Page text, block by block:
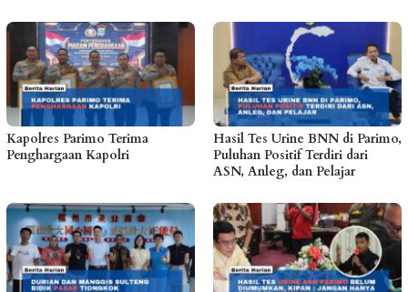
Kapolres Parimo Terima
Penghargaan Kapolri
Hasil Tes Urine BNN di Parimo,
Puluhan Positif Terdiri dari
ASN, Anleg, dan Pelajar